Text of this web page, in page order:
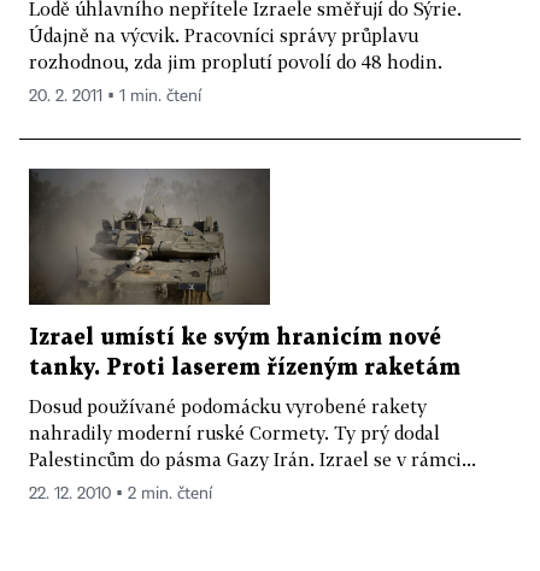
Lodě úhlavního nepřítele Izraele směřují do Sýrie.
Údajně na výcvik. Pracovníci správy průplavu
rozhodnou, zda jim proplutí povolí do 48 hodin.
20. 2. 2011 ▪ 1 min. čtení
Izrael umístí ke svým hranicím nové
tanky. Proti laserem řízeným raketám
Dosud používané podomácku vyrobené rakety
nahradily moderní ruské Cormety. Ty prý dodal
Palestincům do pásma Gazy Irán. Izrael se v rámci...
22. 12. 2010 ▪ 2 min. čtení